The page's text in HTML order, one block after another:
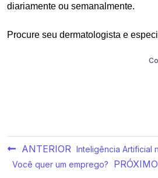
diariamente ou semanalmente.
Procure seu dermatologista e
ANTERIOR Inteligência Artificial
Você quer um emprego?
PRÓXIMO